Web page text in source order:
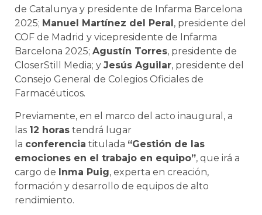
de Catalunya y presidente de Infarma Barcelona
2025; Manuel Martínez del Peral , presidente del
COF de Madrid y vicepresidente de Infarma
Barcelona 2025; Agustín Torres, presidente de
CloserStill Media; y Jesús Aguilar, presidente del
Consejo General de Colegios Oficiales de
Farmacéuticos.
Previamente, en el marco del acto inaugural, a
las 12 horas tendrá lugar
la conferencia titulada “Gestión de las
emociones en el trabajo en equipo”, que irá a
cargo de Inma Puig, experta en creación,
formación y desarrollo de equipos de alto
rendimiento.